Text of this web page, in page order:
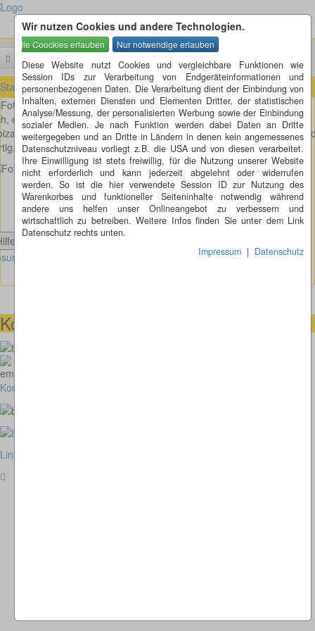
Wir nutzen Cookies und andere Technologien.
Diese Website nutzt Cookies und vergleichbare Funktionen wie
Session IDs zur Verarbeitung von Endgeräteinformationen und
personenbezogenen Daten. Die Verarbeitung dient der Einbindung von
Inhalten, externen Diensten und Elementen Dritter, der statistischen
Analyse/Messung, der personalisierten Werbung sowie der Einbindung
sozialer Medien. Je nach Funktion werden dabei Daten an Dritte
weitergegeben und an Dritte in Ländern in denen kein angemessenes
Datenschutzniveau vorliegt z.B. die USA und von diesen verarbeitet.
Ihre Einwilligung ist stets freiwillig, für die Nutzung unserer Website
nicht erforderlich und kann jederzeit abgelehnt oder widerrufen
werden. So ist die hier verwendete Session ID zur Nutzung des
Warenkorbes und funktioneller Seiteninhalte notwendig während
andere uns helfen unser Onlineangebot zu verbessern und
wirtschaftlich zu betreiben. Weitere Infos finden Sie unter dem Link
Datenschutz rechts unten.
Impressum | Datenschutz
Startseite » Fotorätsel » Fotorätsel 251 bis 260 » Fotorätsel 258
Fotorätsel 258
einfach schön, mein alter Ford Modell T mit dem schönen
ohne viel schnick schnack, einfach nur ein Tacho
Oder ist es etwas anderes?
anzeigen
Fotorätsel 258 anzeigen
Kontaktmöglichkeiten
Kontakt
Link zur klassischen Website